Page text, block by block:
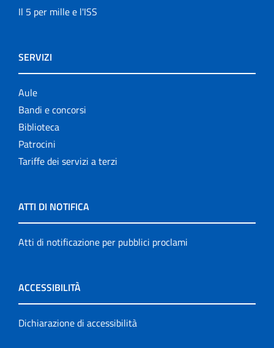
Il 5 per mille e l'ISS
SERVIZI
Aule
Bandi e concorsi
Biblioteca
Patrocini
Tariffe dei servizi a terzi
ATTI DI NOTIFICA
Atti di notificazione per pubblici proclami
ACCESSIBILITÀ
Dichiarazione di accessibilità